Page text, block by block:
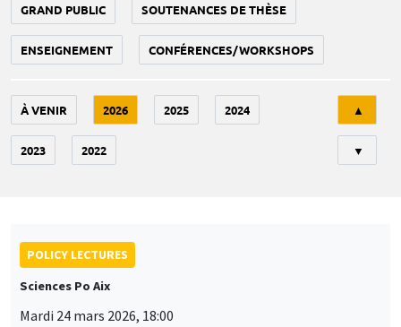
GRAND PUBLIC SOUTENANCES DE THÈSE
ENSEIGNEMENT CONFÉRENCES/WORKSHOPS
À VENIR 2026 2025 2024
2023 2022
▲
▼
POLICY LECTURES
Sciences Po Aix
Mardi 24 mars 2026, 18:00